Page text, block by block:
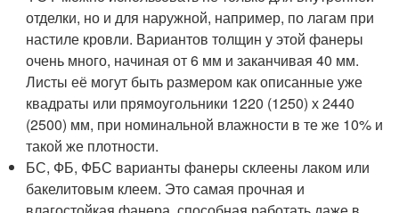
отделки, но и для наружной, например, по лагам при
настиле кровли. Вариантов толщин у этой фанеры
очень много, начиная от 6 мм и заканчивая 40 мм.
Листы её могут быть размером как описанные уже
квадраты или прямоугольники 1220 (1250) х 2440
(2500) мм, при номинальной влажности в те же 10% и
такой же плотности.
БС, ФБ, ФБС варианты фанеры склеены лаком или
бакелитовым клеем. Это самая прочная и